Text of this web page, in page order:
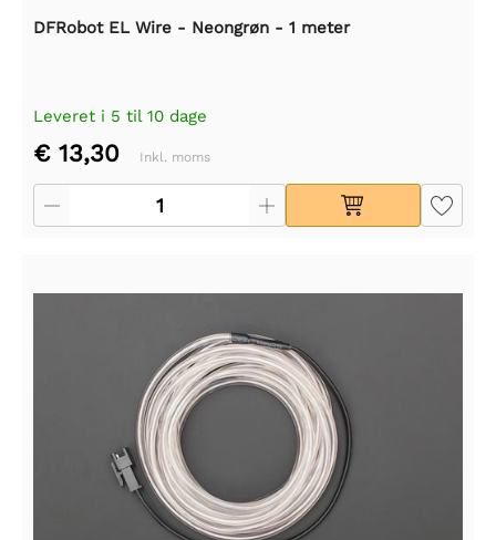
DFRobot EL Wire - Neongrøn - 1 meter
Leveret i 5 til 10 dage
€ 13,30 Inkl. moms